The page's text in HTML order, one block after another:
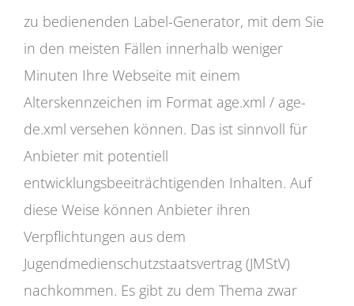
zu bedienenden Label-Generator, mit dem Sie
in den meisten Fällen innerhalb weniger
Minuten Ihre Webseite mit einem
Alterskennzeichen im Format age.xml / age-
de.xml versehen können. Das ist sinnvoll für
Anbieter mit potentiell
entwicklungsbeeiträchtigenden Inhalten. Auf
diese Weise können Anbieter ihren
Verpflichtungen aus dem
Jugendmedienschutzstaatsvertrag (JMStV)
nachkommen. Es gibt zu dem Thema zwar